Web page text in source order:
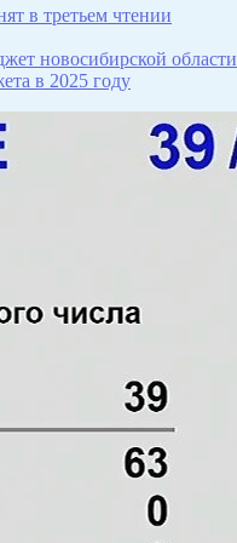
в третьем чтении
новосибирской области
в 2025 году